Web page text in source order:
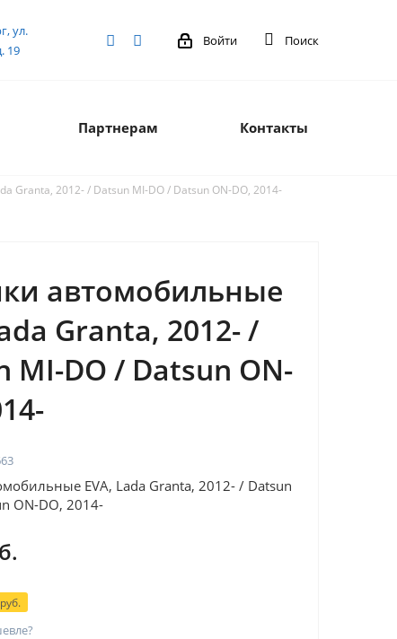
ул.
19
Войти Поиск
Партнерам Контакты
Granta, 2012- / Datsun MI-DO / Datsun ON-DO, 2014-
автомобильные
Granta, 2012- /
MI-DO / Datsun ON-
EVA, Lada Granta, 2012- / Datsun
ON-DO, 2014-